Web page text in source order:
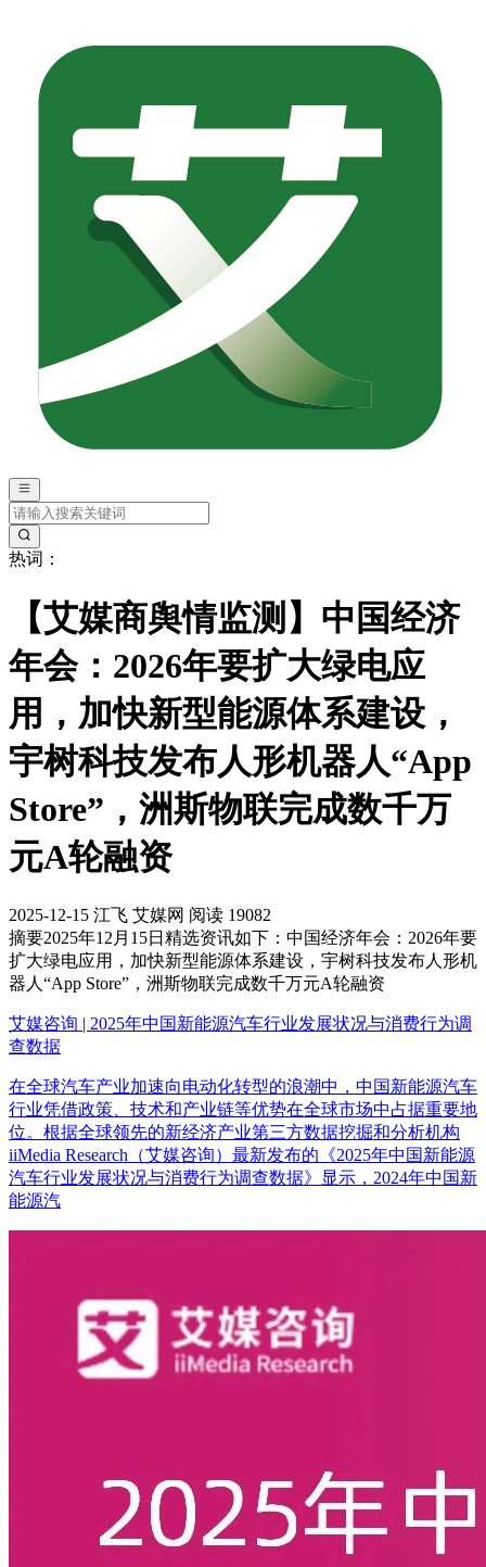
热词：
【艾媒商舆情监测】中国经济
年会：2026年要扩大绿电应
用，加快新型能源体系建设，
宇树科技发布人形机器人“App
Store”，洲斯物联完成数千万
元A轮融资
2025-12-15 江飞 艾媒网 阅读 19082
摘要2025年12月15日精选资讯如下：中国经济年会：2026年要
扩大绿电应用，加快新型能源体系建设，宇树科技发布人形机
器人“App Store”，洲斯物联完成数千万元A轮融资
艾媒咨询 | 2025年中国新能源汽车行业发展状况与消费行为调
查数据
在全球汽车产业加速向电动化转型的浪潮中，中国新能源汽车
行业凭借政策、技术和产业链等优势在全球市场中占据重要地
位。根据全球领先的新经济产业第三方数据挖掘和分析机构
iiMedia Research（艾媒咨询）最新发布的《2025年中国新能源
汽车行业发展状况与消费行为调查数据》显示，2024年中国新
能源汽